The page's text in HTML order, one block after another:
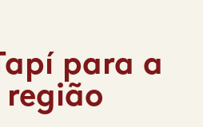
para a
região